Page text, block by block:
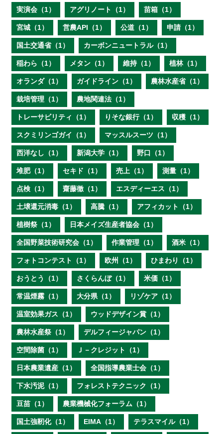
実演会（1） アグリノート（1） 苗箱（1）
宮城（1） 営農API（1） 公道（1） 申請（1）
国土交通省（1） カーボンニュートラル（1）
稲わら（1） メタン（1） 維持（1） 植林（1）
オランダ（1） ガイドライン（1） 農林水産省（1）
栽培管理（1） 農地関連法（1）
トレーサビリティ（1） りそな銀行（1） 収穫（1）
スクミリンゴガイ（1） マッスルスーツ（1）
西洋なし（1） 新潟大学（1） 野口（1）
堆肥（1） セキド（1） 売上（1） 測量（1）
点検（1） 齋藤徹（1） エスディーエス（1）
土壌還元消毒（1） 高騰（1） アフィカット（1）
植樹祭（1） 日本メイズ生産者協会（1）
全国野菜技術研究会（1） 作業管理（1） 酒米（1）
フォトコンテスト（1） 欧州（1） ひまわり（1）
おうとう（1） さくらんぼ（1） 米価（1）
常温煙霧（1） 大分県（1） リゾケア（1）
温室効果ガス（1） ウッドデザイン賞（1）
農林水産祭（1） デルフィージャパン（1）
空間除菌（1） Ｊ－クレジット（1）
日本農業遺産（1） 全国指導農業士会（1）
下水汚泥（1） フォレストテクニック（1）
豆苗（1） 農業機械化フォーラム（1）
国土強靭化（1） EIMA（1） テラスマイル（1）